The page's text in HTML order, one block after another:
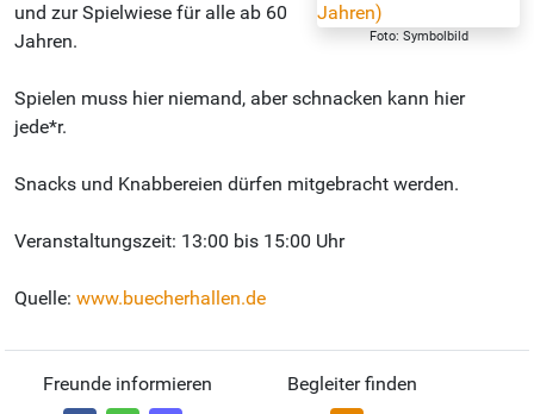
Foto: Symbolbild
und zur Spielwiese für alle ab 60
Jahren.
Spielen muss hier niemand, aber schnacken kann hier
jede*r.
Snacks und Knabbereien dürfen mitgebracht werden.
Veranstaltungszeit: 13:00 bis 15:00 Uhr
Quelle: www.buecherhallen.de
Freunde informieren Begleiter finden